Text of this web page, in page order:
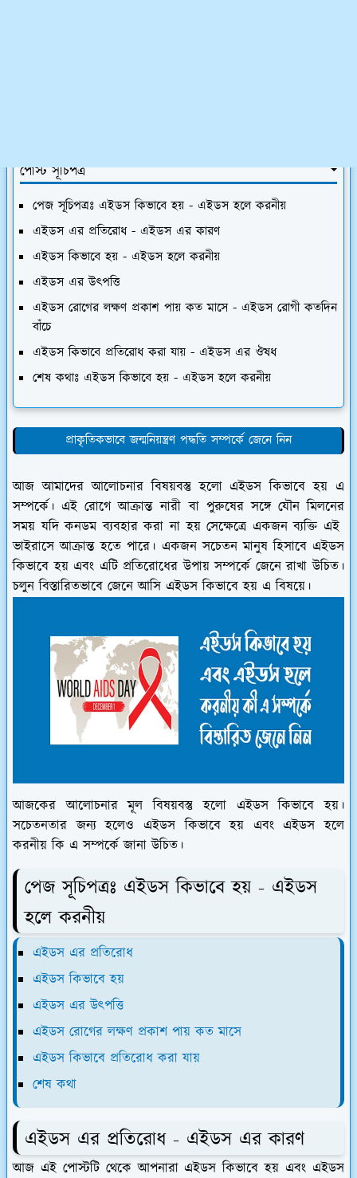
পোস্ট সূচিপত্র
পেজ সূচিপত্রঃ এইডস কিভাবে হয় - এইডস হলে করনীয়
এইডস এর প্রতিরোধ - এইডস এর কারণ
এইডস কিভাবে হয় - এইডস হলে করনীয়
এইডস এর উৎপত্তি
এইডস রোগের লক্ষণ প্রকাশ পায় কত মাসে - এইডস রোগী কতদিন
বাঁচে
এইডস কিভাবে প্রতিরোধ করা যায় - এইডস এর ঔষধ
শেষ কথাঃ এইডস কিভাবে হয় - এইডস হলে করনীয়
প্রাকৃতিকভাবে জন্মনিয়ন্ত্রণ পদ্ধতি সম্পর্কে জেনে নিন
আজ আমাদের আলোচনার বিষয়বস্তু হলো এইডস কিভাবে হয় এ
সম্পর্কে। এই রোগে আক্রান্ত নারী বা পুরুষের সঙ্গে যৌন মিলনের
সময় যদি কনডম ব্যবহার করা না হয় সেক্ষেত্রে একজন ব্যক্তি এই
ভাইরাসে আক্রান্ত হতে পারে। একজন সচেতন মানুষ হিসাবে এইডস
কিভাবে হয় এবং এটি প্রতিরোধের উপায় সম্পর্কে জেনে রাখা উচিত।
চলুন বিস্তারিতভাবে জেনে আসি এইডস কিভাবে হয় এ বিষয়ে।
আজকের আলোচনার মূল বিষয়বস্তু হলো এইডস কিভাবে হয়।
সচেতনতার জন্য হলেও এইডস কিভাবে হয় এবং এইডস হলে
করনীয় কি এ সম্পর্কে জানা উচিত।
পেজ সূচিপত্রঃ এইডস কিভাবে হয় - এইডস
হলে করনীয়
এইডস এর প্রতিরোধ
এইডস কিভাবে হয়
এইডস এর উৎপত্তি
এইডস রোগের লক্ষণ প্রকাশ পায় কত মাসে
এইডস কিভাবে প্রতিরোধ করা যায়
শেষ কথা
এইডস এর প্রতিরোধ - এইডস এর কারণ
আজ এই পোস্টটি থেকে আপনারা এইডস কিভাবে হয় এবং এইডস